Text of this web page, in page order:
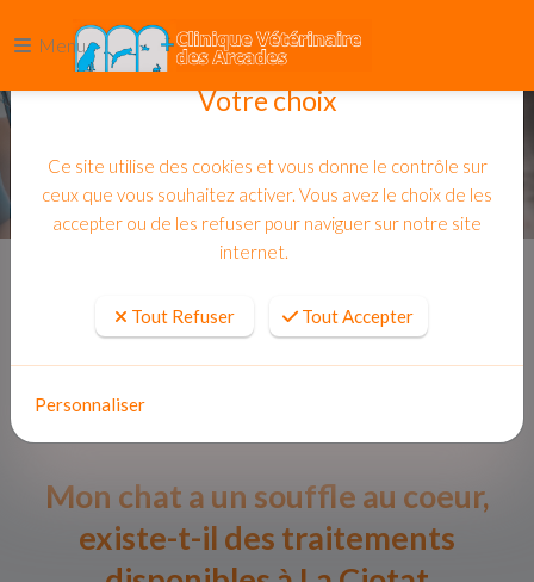
Menu
Mon chat a un souffle au coeur,
existe-t-il des traitements
Votre choix
Ce site utilise des cookies et vous donne le contrôle sur
ceux que vous souhaitez activer. Vous avez le choix de les
accepter ou de les refuser pour naviguer sur notre site
internet.
Tout Refuser Tout Accepter
Personnaliser